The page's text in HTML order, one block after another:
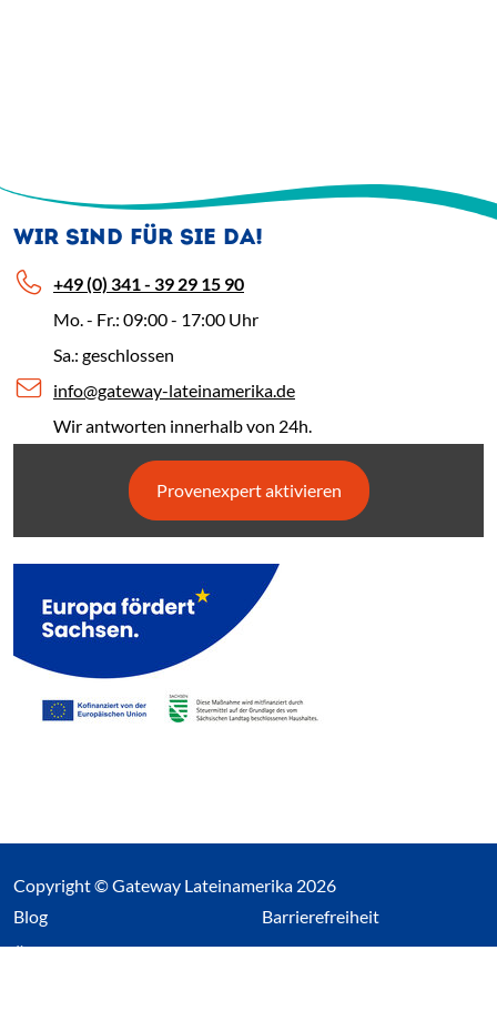
WIR SIND FÜR SIE DA!
+49 (0) 341 - 39 29 15 90
Mo. - Fr.: 09:00 - 17:00 Uhr
Sa.: geschlossen
info@gateway-lateinamerika.de
Wir antworten innerhalb von 24h.
Provenexpert aktivieren
Copyright © Gateway Lateinamerika 2026
Blog(Link öffnet einen neuen Tab)
Über uns
Barrierefreiheit
Impressum